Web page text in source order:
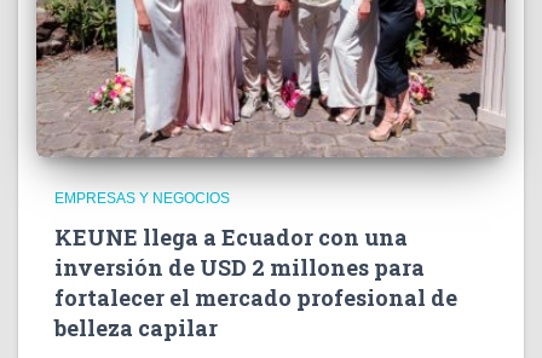
EMPRESAS Y NEGOCIOS
KEUNE llega a Ecuador con una
inversión de USD 2 millones para
fortalecer el mercado profesional de
belleza capilar